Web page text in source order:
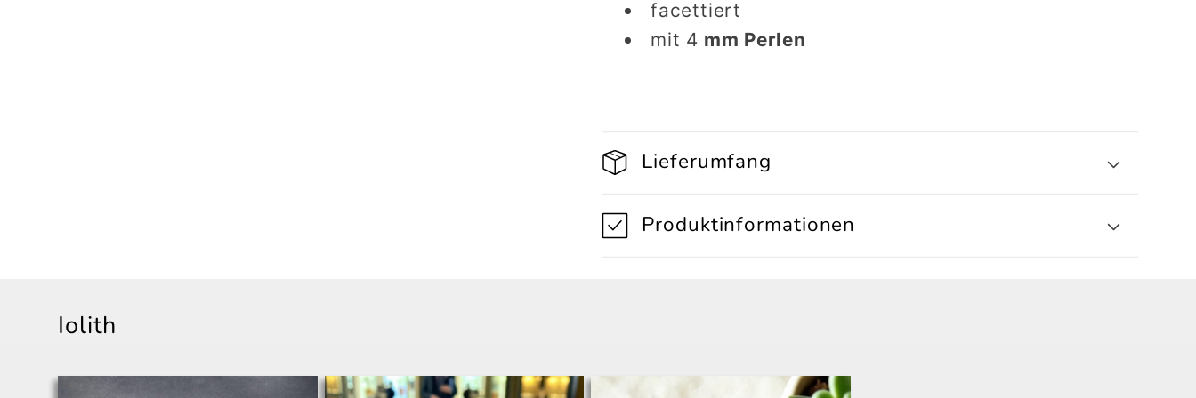
mm
Perlen
mm
Perlen
facettiert
mit 4 mm Perlen
Lieferumfang
Produktinformationen
Iolith